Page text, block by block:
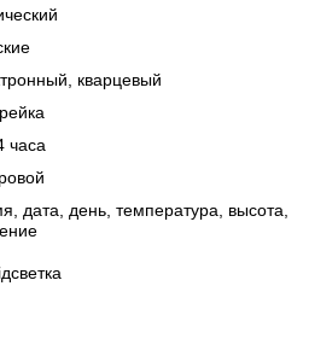
кварцевый
часа
дата, день, температура, высота,